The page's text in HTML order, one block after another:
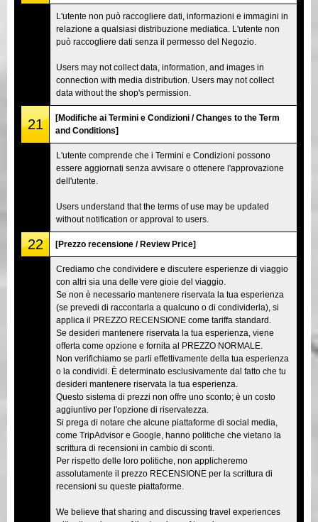
L'utente non può raccogliere dati, informazioni e immagini in
relazione a qualsiasi distribuzione mediatica. L'utente non
può raccogliere dati senza il permesso del Negozio.
Users may not collect data, information, and images in
connection with media distribution. Users may not collect
data without the shop's permission.
21
[Modifiche ai Termini e Condizioni / Changes to the Term
and Conditions]
L'utente comprende che i Termini e Condizioni possono
essere aggiornati senza avvisare o ottenere l'approvazione
dell'utente.
Users understand that the terms of use may be updated
without notification or approval to users.
22 [Prezzo recensione / Review Price]
Crediamo che condividere e discutere esperienze di viaggio
con altri sia una delle vere gioie del viaggio.
Se non è necessario mantenere riservata la tua esperienza
(se prevedi di raccontarla a qualcuno o di condividerla), si
applica il PREZZO RECENSIONE come tariffa standard.
Se desideri mantenere riservata la tua esperienza, viene
offerta come opzione e fornita al PREZZO NORMALE.
Non verifichiamo se parli effettivamente della tua esperienza
o la condividi. È determinato esclusivamente dal fatto che tu
desideri mantenere riservata la tua esperienza.
Questo sistema di prezzi non offre uno sconto; è un costo
aggiuntivo per l'opzione di riservatezza.
Si prega di notare che alcune piattaforme di social media,
come TripAdvisor e Google, hanno politiche che vietano la
scrittura di recensioni in cambio di sconti.
Per rispetto delle loro politiche, non applicheremo
assolutamente il prezzo RECENSIONE per la scrittura di
recensioni su queste piattaforme.
We believe that sharing and discussing travel experiences